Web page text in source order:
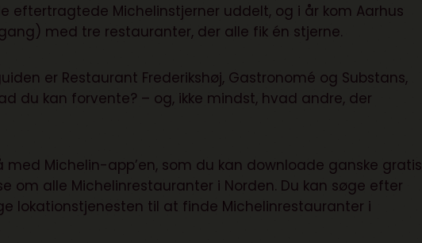
eftertragtede Michelinstjerner uddelt, og i år kom Aarhus
med tre restauranter, der alle fik én stjerne.
er Restaurant Frederikshøj, Gastronomé og Substans,
du kan forvente? – og, ikke mindst, hvad andre, der
Michelin-app’en, som du kan downloade ganske gratis
om alle Michelinrestauranter i Norden. Du kan søge efter
lokationstjenesten til at finde Michelinrestauranter i